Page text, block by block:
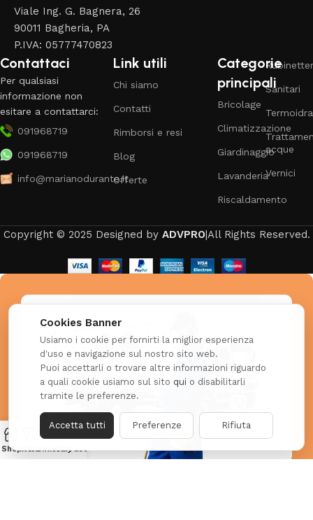
Cookies Banner
Usiamo i cookie per fornirti la miglior esperienza
d'uso e navigazione sul nostro sito web.
Puoi accettarli o trovare altre informazioni riguardo
a quali cookie usiamo sul sito qui o disabilitarli
tramite le preferenze.
Preferenze Rifiuta
Accetta tutti
Viale Ing. G. Bagnera, 26
90011 Bagheria, PA
P.IVA: 05777470823
Contattaci
Per qualsiasi
informazione non
esitare a contattarci:
091968719
091968719
info@marianodurante.it
Link utili
Chi siamo
Contatti
Rimborsi e resi
Blog
Offerte
Categorie
principali
Bricolage
Climatizzazione
Giardinaggio
Lavanderia
Riscaldamento
Sanitari
acque
Vernici
Copyright © 2025 Designed by ADVPRO|All Rights Reserved.
ShopFiltersWishlistCart
My account